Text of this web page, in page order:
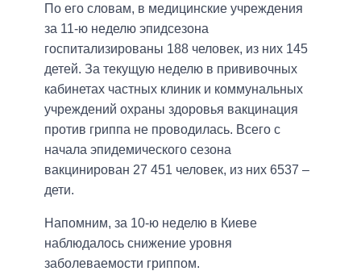
По его словам, в медицинские учреждения
за 11-ю неделю эпидсезона
госпитализированы 188 человек, из них 145
детей. За текущую неделю в прививочных
кабинетах частных клиник и коммунальных
учреждений охраны здоровья вакцинация
против гриппа не проводилась. Всего с
начала эпидемического сезона
вакцинирован 27 451 человек, из них 6537 –
дети.
Напомним, за 10-ю неделю в Киеве
наблюдалось снижение уровня
заболеваемости гриппом.